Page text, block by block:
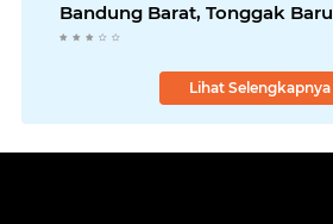
Bandung Barat, Tonggak Baru
Kepemimpinan Harmonis
Lihat Selengkapnya